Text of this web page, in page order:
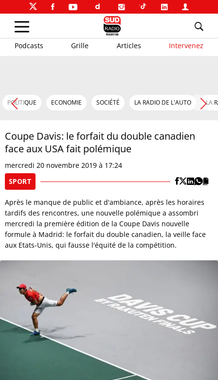
Podcasts Grille Articles Intervenez
POLITIQUE ECONOMIE SOCIÉTÉ LA RADIO DE L'AUTO LA
Coupe Davis: le forfait du double canadien
face aux USA fait polémique
mercredi 20 novembre 2019 à 17:24
SPORT
Après le manque de public et d'ambiance, après les horaires
tardifs des rencontres, une nouvelle polémique a assombri
mercredi la première édition de la Coupe Davis nouvelle
formule à Madrid: le forfait du double canadien, la veille face
aux Etats-Unis, qui fausse l'équité de la compétition.